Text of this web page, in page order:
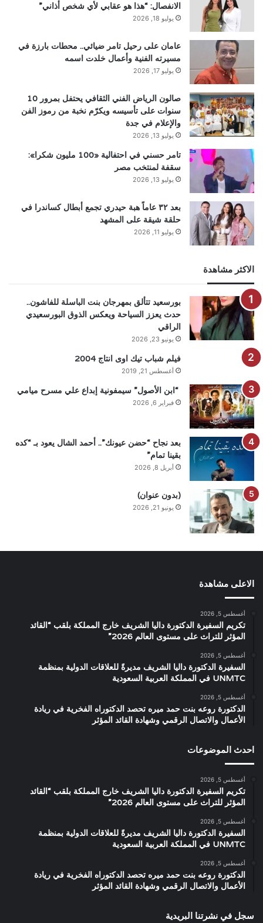
الانفصال: “هذا هو عقابي لأي شخص أذاني”
يوليو 18, 2026
عامان على رحيل تامر ضيائي.. محطات بارزة في
مسيرته الفنية وأعمال خلدت اسمه
يوليو 17, 2026
صالون الرياض الفني الثقافي يحتفل بمرور 10
سنوات على تأسيسه ويكرّم نخبة من رموز الفن
والإعلام في جدة
يوليو 13, 2026
تامر حسني في احتفالية «100 مليون شكرا»:
سقفة لمنتخب مصر
يوليو 13, 2026
بعد ٣٢ عاماً هبة حيدري تجمع أبطال كساندرا في
حلقة شيقة على المشهد
يوليو 11, 2026
الاكثر مشاهدة
بورسعيد تتألق بمهرجان بنت الباسلة للفاشون..
حدث يعزز السياحة ويعكس الذوق البورسعيدي
الراقي
يونيو 23, 2026
فيلم شباب تيك اوى انتاج 2004
أغسطس 21, 2019
“ابن الأصول” سيمفونية إبداع علي مسرح ميامي
فبراير 6, 2026
بعد نجاح “حضن عيونك”.. أحمد الشال يعود بـ “كده
بقينا تمام”
أبريل 8, 2026
(بدون عنوان)
يونيو 21, 2026
الاعلى مشاهدة
أغسطس 5, 2026
تكريم السفيرة الدكتورة داليا الشريف خارج المملكة بلقب “القائد
المؤثر للتراث على مستوى العالم 2026”
أغسطس 5, 2026
السفيرة الدكتورة داليا الشريف مديرةً للعلاقات الدولية بمنظمة
UNMTC في المملكة العربية السعودية
أغسطس 5, 2026
الدكتورة روعه بنت حمد ميره تحصد الدكتوراه الفخرية في ريادة
الأعمال والاتصال الرقمي وشهادة القائد المؤثر
احدث الموضوعات
أغسطس 5, 2026
تكريم السفيرة الدكتورة داليا الشريف خارج المملكة بلقب “القائد
المؤثر للتراث على مستوى العالم 2026”
أغسطس 5, 2026
السفيرة الدكتورة داليا الشريف مديرةً للعلاقات الدولية بمنظمة
UNMTC في المملكة العربية السعودية
أغسطس 5, 2026
الدكتورة روعه بنت حمد ميره تحصد الدكتوراه الفخرية في ريادة
الأعمال والاتصال الرقمي وشهادة القائد المؤثر
سجل في نشرتنا البريدية